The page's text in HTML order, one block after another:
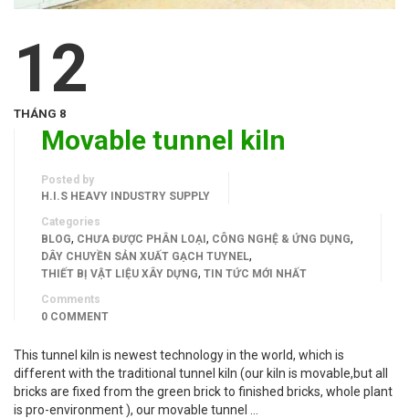
12
THÁNG 8
Movable tunnel kiln
Posted by
H.I.S HEAVY INDUSTRY SUPPLY
Categories
BLOG, CHƯA ĐƯỢC PHÂN LOẠI, CÔNG NGHỆ & ỨNG DỤNG,
DÂY CHUYỀN SẢN XUẤT GẠCH TUYNEL,
THIẾT BỊ VẬT LIỆU XÂY DỰNG, TIN TỨC MỚI NHẤT
Comments
0 COMMENT
This tunnel kiln is newest technology in the world, which is
different with the traditional tunnel kiln (our kiln is movable,but all
bricks are fixed from the green brick to finished bricks, whole plant
is pro-environment ), our movable tunnel …